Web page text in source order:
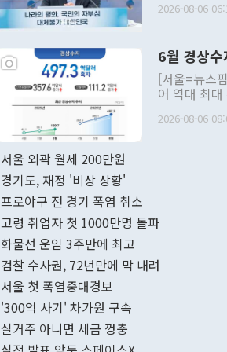
발언 중에는
주의적 희망
관의 대북
관 부처 장
관의 무리한
다. [정동영 통일부 장관이 지난달 23일 오후 서울 종로구 정부서울청사에
무너졌다고
함께 4자 대
2026-08-06
6월 경상
[서울=뉴스
어 역대 최
료=한국은행] 한국은행이 6일 발표한 '2026년 6월 국제수지(잠정)'
며 월간 기
196.9% 급
수출은
2026-08-06
서울 외곽 월세 200만원
경기도, 재정 '비상 상황'
프로야구 전 경기 폭염 취소
고령 취업자 첫 1000만명 돌파
화물선 운임 3주만에 최고
검찰 수사권, 72년만에 막 내려
서울 첫 폭염중대경보
'300억 사기' 차가원 구속
실거주 아니면 세금 껑충